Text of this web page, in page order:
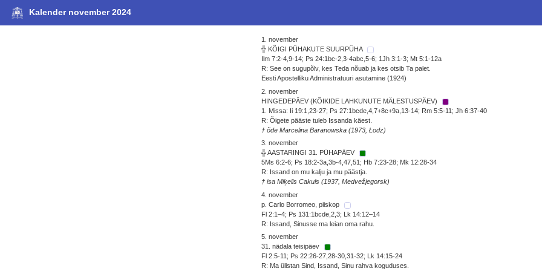
Kalender november 2024
1. november
╬ KÕIGI PÜHAKUTE SUURPÜHA
Ilm 7:2-4,9-14; Ps 24:1bc-2,3-4abc,5-6; 1Jh 3:1-3; Mt 5:1-12a
R: See on sugupõlv, kes Teda nõuab ja kes otsib Ta palet.
Eesti Apostelliku Administratuuri asutamine (1924)
2. november
HINGEDEPÄEV (KÕIKIDE LAHKUNUTE MÄLESTUSPÄEV)
1. Missa: Ii 19:1,23-27; Ps 27:1bcde,4,7+8c+9a,13-14; Rm 5:5-11; Jh 6:37-40
R: Õigete pääste tuleb Issanda käest.
† õde Marcelina Baranowska (1973, Łodz)
3. november
╬ AASTARINGI 31. PÜHAPÄEV
5Ms 6:2-6; Ps 18:2-3a,3b-4,47,51; Hb 7:23-28; Mk 12:28-34
R: Issand on mu kalju ja mu päästja.
† isa Miķelis Cakuls (1937, Medvežjegorsk)
4. november
p. Carlo Borromeo, piiskop
Fl 2:1–4; Ps 131:1bcde,2,3; Lk 14:12–14
R: Issand, Sinusse ma leian oma rahu.
5. november
31. nädala teisipäev
Fl 2:5-11; Ps 22:26-27,28-30,31-32; Lk 14:15-24
R: Ma ülistan Sind, Issand, Sinu rahva koguduses.